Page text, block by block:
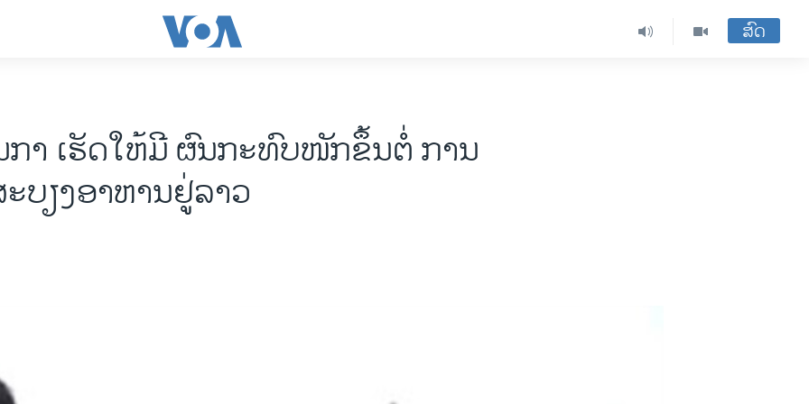
ສົດ
ກາ ເຮັດໃຫ້ມີ ຜົນກະທົບໜັກຂຶ້ນຕໍ່ ການ
ບຽງອາຫານຢູ່ລາວ